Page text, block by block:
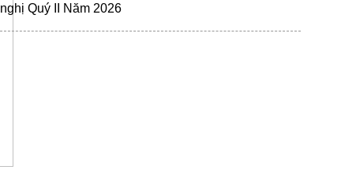
nghị Quý II Năm 2026